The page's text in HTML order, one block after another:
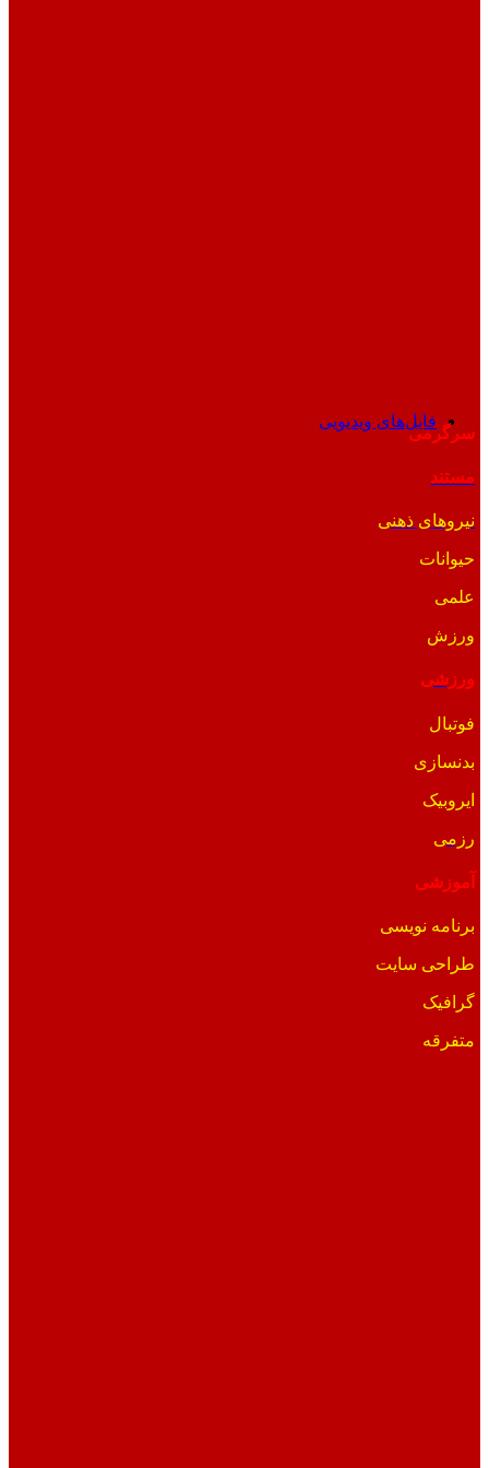
فایل‌های ویدیویی
سرگرمی
مستند
نیروهای ذهنی
حیوانات
علمی
ورزش
ورزشی
فوتبال
بدنسازی
ایروبیک
رزمی
آموزشی
برنامه نویسی
طراحی سایت
گرافیک
متفرقه